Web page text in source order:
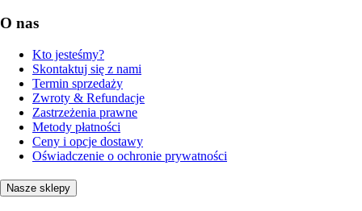
O nas
Kto jesteśmy?
Skontaktuj się z nami
Termin sprzedaży
Zwroty & Refundacje
Zastrzeżenia prawne
Metody płatności
Ceny i opcje dostawy
Oświadczenie o ochronie prywatności
Nasze sklepy